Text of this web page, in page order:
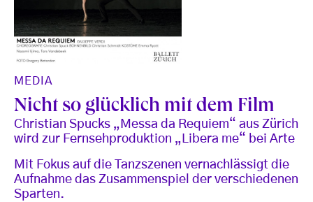
MEDIA
Nicht so glücklich mit dem Film
Christian Spucks „Messa da Requiem“ aus Zürich
wird zur Fernsehproduktion „Libera me“ bei Arte
Mit Fokus auf die Tanzszenen vernachlässigt die
Aufnahme das Zusammenspiel der verschiedenen
Sparten.